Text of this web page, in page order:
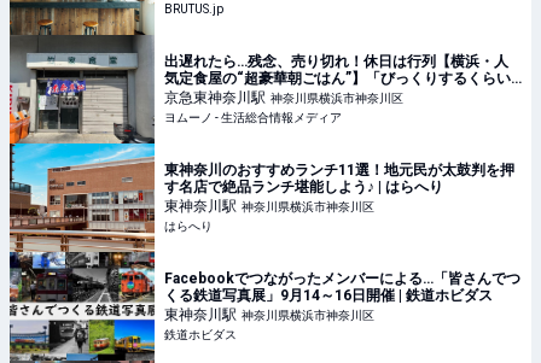
BRUTUS.jp
出遅れたら…残念、売り切れ！休日は行列【横浜・人
気定食屋の“超豪華朝ごはん”】「びっくりするくらい
厚切り」「あぁ、贅沢…」 | ヨムーノ
京急東神奈川駅 神奈川県横浜市神奈川区
ヨムーノ - 生活総合情報メディア
東神奈川のおすすめランチ11選！地元民が太鼓判を押
す名店で絶品ランチ堪能しよう♪ | はらへり
東神奈川駅 神奈川県横浜市神奈川区
はらへり
Facebookでつながったメンバーによる…「皆さんでつ
くる鉄道写真展」9月14～16日開催 | 鉄道ホビダス
東神奈川駅 神奈川県横浜市神奈川区
鉄道ホビダス